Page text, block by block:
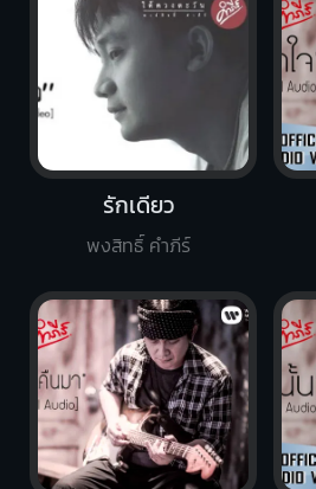
รักเดียว
พงสิทธิ์ คำภีร์